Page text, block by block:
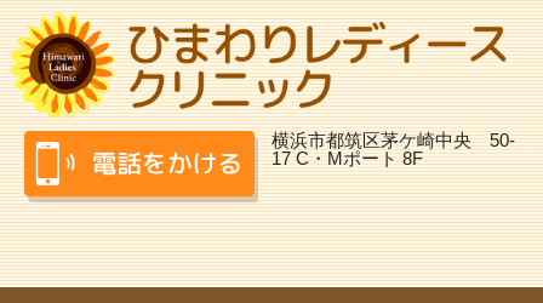
横浜市都筑区茅ケ崎中央 50-
17 C・Mポート 8F